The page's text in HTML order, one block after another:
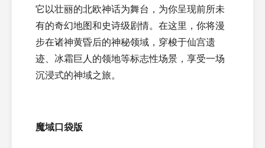
它以壮丽的北欧神话为舞台，为你呈现前所未
有的奇幻地图和史诗级剧情。在这里，你将漫
步在诸神黄昏后的神秘领域，穿梭于仙宫遗
迹、冰霜巨人的领地等标志性场景，享受一场
沉浸式的神域之旅。
魔域口袋版